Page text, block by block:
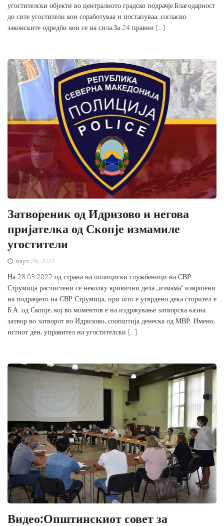
угостителски објекти во централното градско подрачје.Благодарност
до сите угостители кои соработуваа и постапуваа, согласно
законските одредби кои се на сила.За 24 правни […]
Затвореник од Идризово и негова
пријателка од Скопје измамиле
угостители
март 29, 2022
На 28.03.2022 од страна на полициски службеници на СВР
Струмица расчистени се неколку кривични дела „измама“ извршени
на подрачјето на СВР Струмица, при што е утврдено дека сторител е
Б.А. од Скопје, кој во моментов е на издржување затворска казна
затвор во затворот во Идризово, соопштија денеска од МВР. Имено,
истиот ден, управител на угостителски […]
Видео:Општинскиот совет за